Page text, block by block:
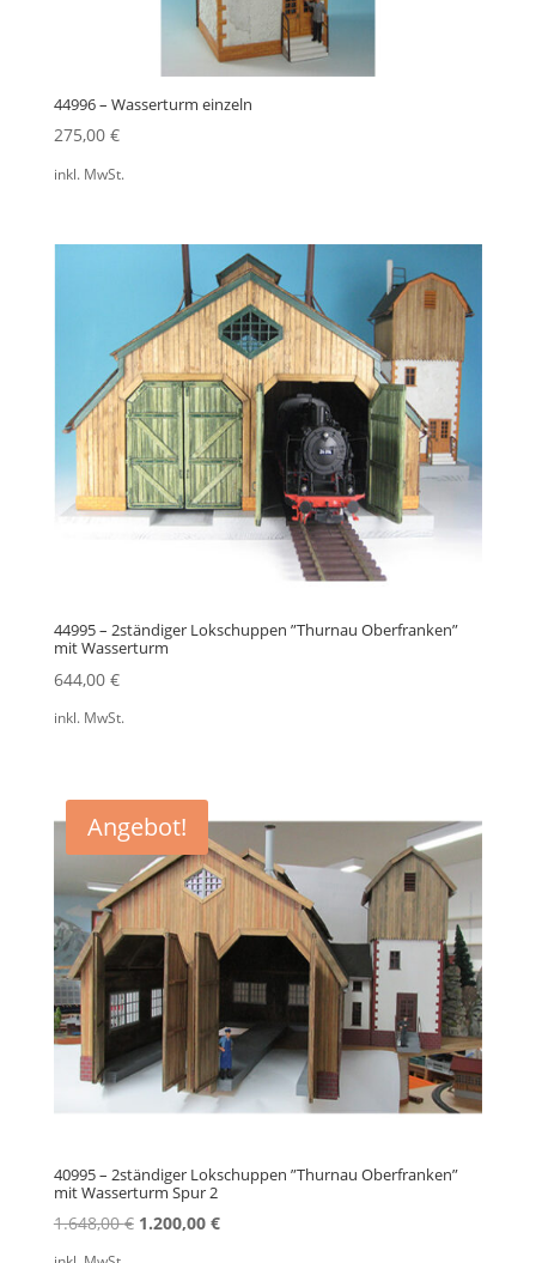
44996 – Wasserturm einzeln
275,00 €
inkl. MwSt.
44995 – 2ständiger Lokschuppen ”Thurnau Oberfranken”
mit Wasserturm
644,00 €
inkl. MwSt.
Angebot!
40995 – 2ständiger Lokschuppen ”Thurnau Oberfranken”
mit Wasserturm Spur 2
1.648,00€ Ursprünglicher
1.200,00 €Aktueller